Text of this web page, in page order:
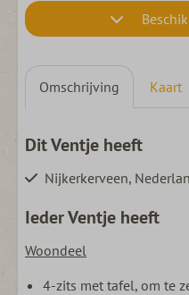
Omschrijving Kaart
Dit Ventje heeft
Nijkerkerveen,
Ieder Ventje heeft
Woondeel
4-zits met tafel, om te